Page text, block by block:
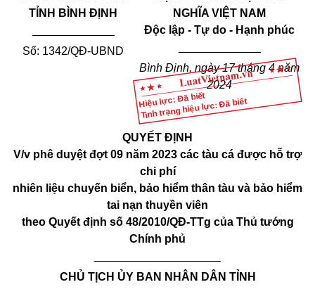
Hiệu lực: Đã biết
Tình trạng hiệu lực: Đã biết
TỈNH BÌNH ĐỊNH
Số: 1342/QĐ-UBND
NGHĨA VIỆT NAM
Độc lập - Tự do - Hạnh phúc
Bình Định, ngày 17 tháng 4 năm
2024
QUYẾT ĐỊNH
V/v phê duyệt đợt 09 năm 2023 các tàu cá được hỗ trợ
chi phí
nhiên liệu chuyến biển, bảo hiểm thân tàu và bảo hiểm
tai nạn thuyền viên
theo Quyết định số 48/2010/QĐ-TTg của Thủ tướng
Chính phủ
CHỦ TỊCH ỦY BAN NHÂN DÂN TỈNH